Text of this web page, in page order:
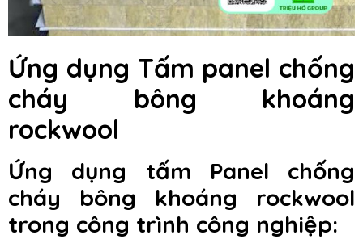
Ứng dụng Tấm panel chống
cháy bông khoáng
rockwool
Ứng dụng tấm Panel chống
cháy bông khoáng rockwool
trong công trình công nghiệp: